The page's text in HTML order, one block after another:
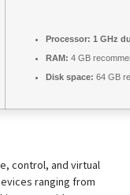
Processor: 1 GHz
RAM: 4 GB
Disk space: 64 GB
control, and virtual
ranging from